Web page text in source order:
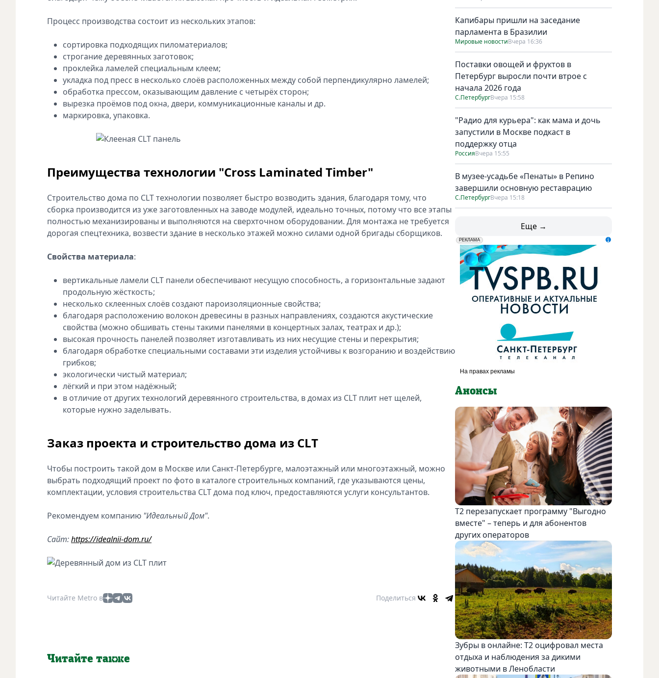
Процесс производства состоит из нескольких этапов:
сортировка подходящих пиломатериалов;
строгание деревянных заготовок;
проклейка ламелей специальным клеем;
укладка под пресс в несколько слоёв расположенных между собой перпендикулярно ламелей;
обработка прессом, оказывающим давление с четырёх сторон;
вырезка проёмов под окна, двери, коммуникационные каналы и др.
маркировка, упаковка.
Преимущества технологии "Cross Laminated Timber"
Строительство дома по CLT технологии позволяет быстро возводить здания, благодаря тому, что
сборка производится из уже заготовленных на заводе модулей, идеально точных, потому что все этапы
полностью механизированы и выполняются на сверхточном оборудовании. Для монтажа не требуется
дорогая спецтехника, возвести здание в несколько этажей можно силами одной бригады сборщиков.
Свойства материала:
вертикальные ламели CLT панели обеспечивают несущую способность, а горизонтальные задают
продольную жёсткость;
несколько склеенных слоёв создают пароизоляционные свойства;
благодаря расположению волокон древесины в разных направлениях, создаются акустические
свойства (можно обшивать стены такими панелями в концертных залах, театрах и др.);
высокая прочность панелей позволяет изготавливать из них несущие стены и перекрытия;
благодаря обработке специальными составами эти изделия устойчивы к возгоранию и воздействию
грибков;
экологически чистый материал;
лёгкий и при этом надёжный;
в отличие от других технологий деревянного строительства, в домах из CLT плит нет щелей,
которые нужно заделывать.
Заказ проекта и строительство дома из CLT
Чтобы построить такой дом в Москве или Санкт-Петербурге, малоэтажный или многоэтажный, можно
выбрать подходящий проект по фото в каталоге строительных компаний, где указываются цены,
комплектации, условия строительства CLT дома под ключ, предоставляются услуги консультантов.
Рекомендуем компанию "Идеальный Дом".
Сайт:https://idealnii-dom.ru/
Читайте Metro в Поделиться
Читайте также
Капибары пришли на заседание
парламента в Бразилии
Мировые новостиВчера 16:36
Поставки овощей и фруктов в
Петербург выросли почти втрое с
начала 2026 года
С.ПетербургВчера 15:58
"Радио для курьера": как мама и дочь
запустили в Москве подкаст в
поддержку отца
РоссияВчера 15:55
В музее-усадьбе «Пенаты» в Репино
завершили основную реставрацию
С.ПетербургВчера 15:18
Еще →
erid: LdtCK5udn
РЕКЛАМА
АО "ГАТР", ИНН: 7841320717
Анонсы
Т2 перезапускает программу "Выгодно
вместе" – теперь и для абонентов
других операторов
Зубры в онлайне: Т2 оцифровал места
отдыха и наблюдения за дикими
животными в Ленобласти